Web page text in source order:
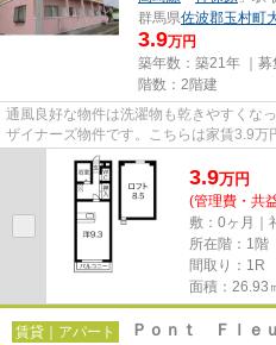
群馬県佐波郡玉村町
3.9万円
築年数：築21年 ｜募
階数：2階建
通風良好な物件は洗濯物も乾きやすくな
ザイナーズ物件です。こちらは家賃3.9
フの空室情報ならコチラ。様...
3.9万円
(管理費・共
敷：0ヶ月｜
所在階：1階
間取り：1R
面積：26.93
賃貸｜アパート Ｐｏｎｔ Ｆｌｅ